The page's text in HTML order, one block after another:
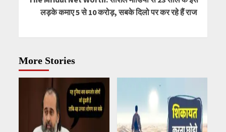
लड़के कमाए 5 से 10 करोड़, सबके दिलो पर कर रहे हैं राज
More Stories